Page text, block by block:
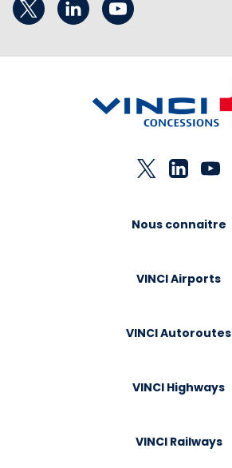
Nous connaitre
VINCI Airports
VINCI Autoroutes
VINCI Highways
VINCI Railways